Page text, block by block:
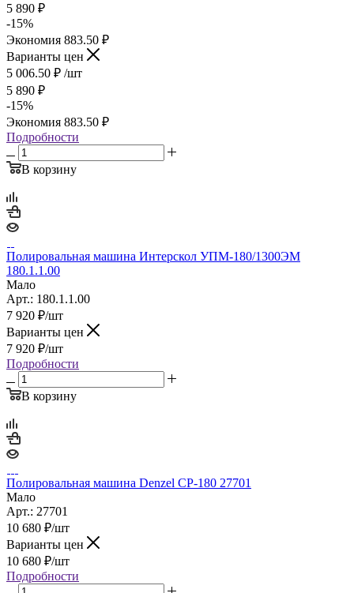
5 890 ₽
-15%
Экономия 883.50 ₽
Варианты цен
5 006.50 ₽ /шт
5 890 ₽
-15%
Экономия 883.50 ₽
Подробности
В корзину
Полировальная машина Интерскол УПМ-180/1300ЭМ
180.1.1.00
Мало
Арт.: 180.1.1.00
7 920 ₽/шт
Варианты цен
7 920 ₽/шт
Подробности
В корзину
Полировальная машина Denzel CP-180 27701
Мало
Арт.: 27701
10 680 ₽/шт
Варианты цен
10 680 ₽/шт
Подробности